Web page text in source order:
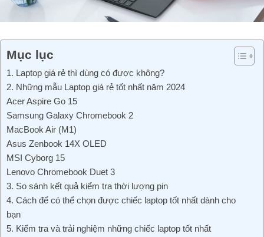
Mục lục
1. Laptop giá rẻ thì dùng có được không?
2. Những mẫu Laptop giá rẻ tốt nhất năm 2024
Acer Aspire Go 15
Samsung Galaxy Chromebook 2
MacBook Air (M1)
Asus Zenbook 14X OLED
MSI Cyborg 15
Lenovo Chromebook Duet 3
3. So sánh kết quả kiểm tra thời lượng pin
4. Cách để có thể chọn được chiếc laptop tốt nhất dành cho
bạn
5. Kiểm tra và trải nghiệm những chiếc laptop tốt nhất